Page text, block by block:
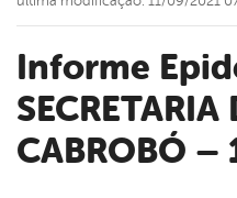
Informe Epidemiológico –
SECRETARIA
CABROBÓ